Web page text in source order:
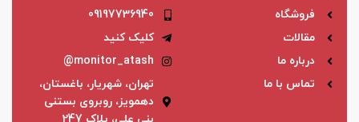
فروشگاه
مقالات
درباره ما
تماس با ما
09197736940
کلیک کنید
monitor_atash@
تهران، شهریار، باغستان،
دهمویز، روبروی بستنی
بنی علی، پلاک 247